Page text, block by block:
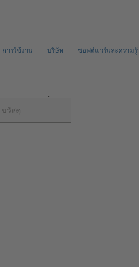
การใช้งาน บริษัท ซอฟต์แวร์และความรู้